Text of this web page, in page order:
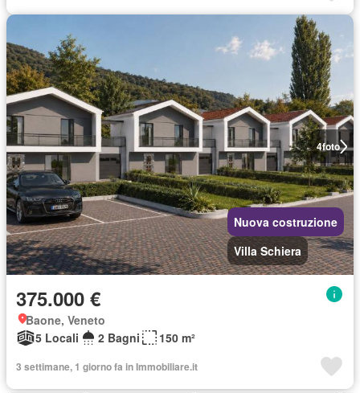
4foto
Nuova costruzione
Villa Schiera
375.000 €
Baone, Veneto
5 Locali
2 Bagni 150 m²
3 settimane, 1 giorno fa in Immobiliare.it